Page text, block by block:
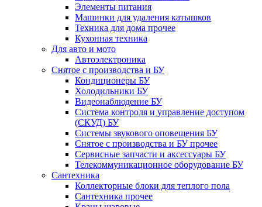
Элементы питания
Машинки для удаления катышков
Техника для дома прочее
Кухонная техника
Для авто и мото
Автоэлектроника
Снятое с производства и БУ
Кондиционеры БУ
Холодильники БУ
Видеонаблюдение БУ
Система контроля и управление доступом
(СКУД) БУ
Системы звукового оповещения БУ
Снятое с производства и БУ прочее
Сервисные запчасти и аксессуары БУ
Телекоммуникационное оборудование БУ
Сантехника
Коллекторные блоки для теплого пола
Сантехника прочее